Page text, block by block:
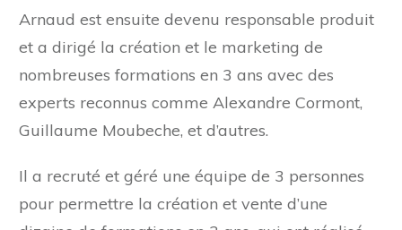
Arnaud est ensuite devenu responsable produit
et a dirigé la création et le marketing de
nombreuses formations en 3 ans avec des
experts reconnus comme Alexandre Cormont,
Guillaume Moubeche, et d’autres.
Il a recruté et géré une équipe de 3 personnes
pour permettre la création et vente d’une